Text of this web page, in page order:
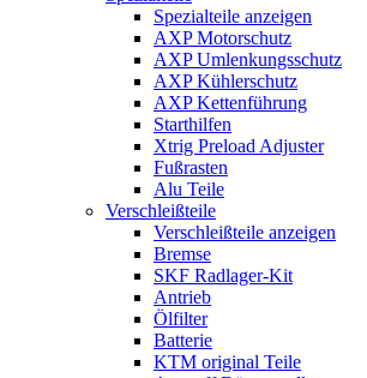
Spezialteile anzeigen
AXP Motorschutz
AXP Umlenkungsschutz
AXP Kühlerschutz
AXP Kettenführung
Starthilfen
Xtrig Preload Adjuster
Fußrasten
Alu Teile
Verschleißteile
Verschleißteile anzeigen
Bremse
SKF Radlager-Kit
Antrieb
Ölfilter
Batterie
KTM original Teile